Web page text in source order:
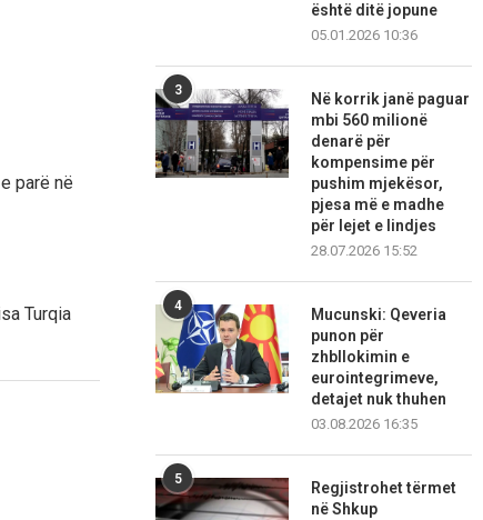
parë në
Turqia
është ditë jopune
05.01.2026 10:36
3
Në korrik janë paguar
mbi 560 milionë
denarë për
kompensime për
pushim mjekësor,
pjesa më e madhe
për lejet e lindjes
28.07.2026 15:52
4
Mucunski: Qeveria
punon për
zhbllokimin e
eurointegrimeve,
detajet nuk thuhen
03.08.2026 16:35
5
Regjistrohet tërmet
në Shkup